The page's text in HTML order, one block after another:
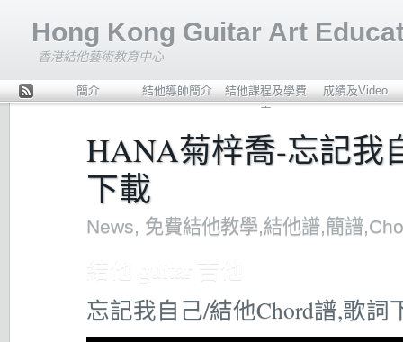
Hong Kong Guitar Art
香港結他藝術教育中心
簡介 結他導師簡介
結他課程及學費
表
成績及Video
HANA菊梓喬-忘記我
下載
News, 免費結他教學,結他譜,簡譜
結他 guitar 吉他
忘記我自己/結他Chord譜,歌詞